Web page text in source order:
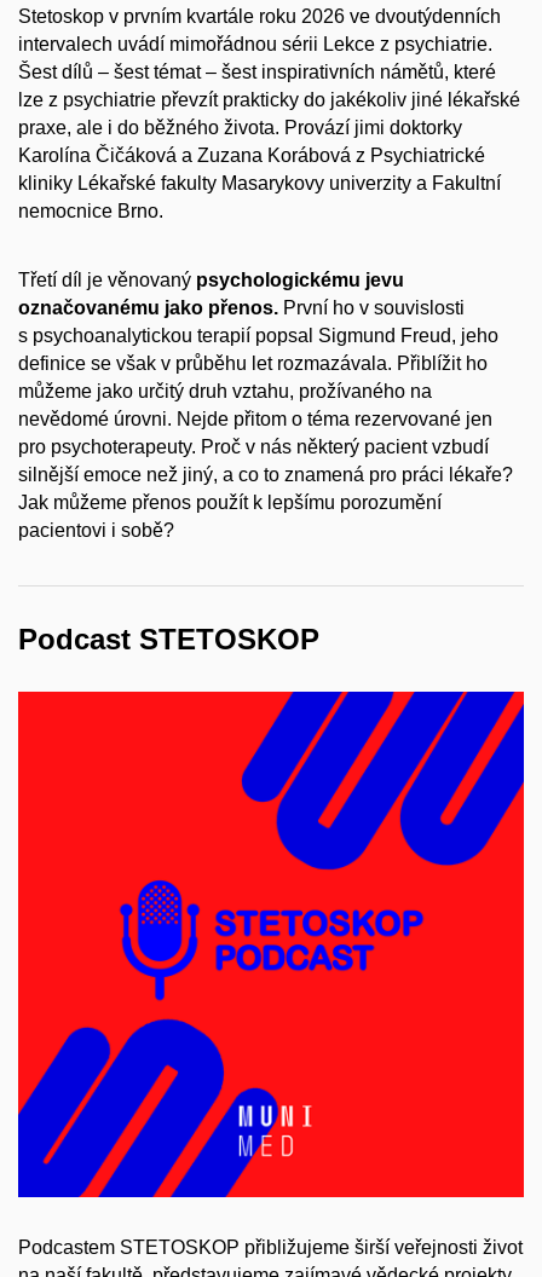
Stetoskop v prvním kvartále roku 2026 ve dvoutýdenních
intervalech uvádí mimořádnou sérii Lekce z psychiatrie.
Šest dílů – šest témat – šest inspirativních námětů, které
lze z psychiatrie převzít prakticky do jakékoliv jiné lékařské
praxe, ale i do běžného života. Provází jimi doktorky
Karolína Čičáková a Zuzana Korábová z Psychiatrické
kliniky Lékařské fakulty Masarykovy univerzity a Fakultní
nemocnice Brno.
Třetí díl je věnovaný psychologickému jevu
označovanému jako přenos. První ho v souvislosti
s psychoanalytickou terapií popsal Sigmund Freud, jeho
definice se však v průběhu let rozmazávala. Přiblížit ho
můžeme jako určitý druh vztahu, prožívaného na
nevědomé úrovni. Nejde přitom o téma rezervované jen
pro psychoterapeuty. Proč v nás některý pacient vzbudí
silnější emoce než jiný, a co to znamená pro práci lékaře?
Jak můžeme přenos použít k lepšímu porozumění
pacientovi i sobě?
Podcast STETOSKOP
Podcastem STETOSKOP přibližujeme širší veřejnosti život